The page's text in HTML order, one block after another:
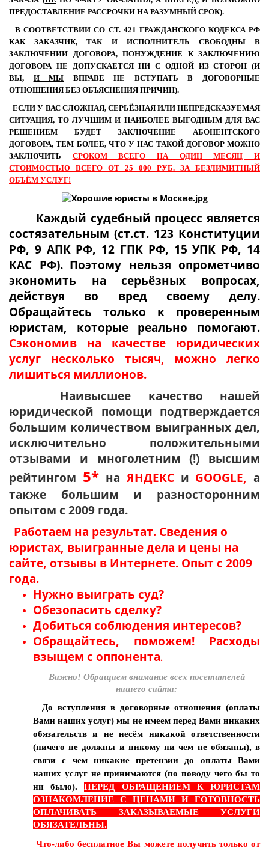
ПРЕДОСТАВЛЕНИЕ РАССРОЧКИ НА РАЗУМНЫЙ СРОК).
В СООТВЕТСТВИИ СО СТ. 421 ГРАЖДАНСКОГО КОДЕКСА РФ
КАК ЗАКАЗЧИК, ТАК И ИСПОЛНИТЕЛЬ СВОБОДНЫ В
ЗАКЛЮЧЕНИИ ДОГОВОРА, ПОНУЖДЕНИЕ К ЗАКЛЮЧЕНИЮ
ДОГОВОРА НЕ ДОПУСКАЕТСЯ НИ С ОДНОЙ ИЗ СТОРОН (И
ВЫ, И МЫ ВПРАВЕ НЕ ВСТУПАТЬ В ДОГОВОРНЫЕ
ОТНОШЕНИЯ БЕЗ ОБЪЯСНЕНИЯ ПРИЧИН).
ЕСЛИ У ВАС СЛОЖНАЯ, СЕРЬЁЗНАЯ ИЛИ НЕПРЕДСКАЗУЕМАЯ
СИТУАЦИЯ, ТО ЛУЧШИМ И НАИБОЛЕЕ ВЫГОДНЫМ ДЛЯ ВАС
РЕШЕНИЕМ БУДЕТ ЗАКЛЮЧЕНИЕ АБОНЕНТСКОГО
ДОГОВОРА, ТЕМ БОЛЕЕ, ЧТО У НАС ТАКОЙ ДОГОВОР МОЖНО
ЗАКЛЮЧИТЬ СРОКОМ ВСЕГО НА ОДИН МЕСЯЦ И
СТОИМОСТЬЮ ВСЕГО ОТ 25 000 РУБ. ЗА БЕЗЛИМИТНЫЙ
ОБЪЁМ УСЛУГ!
Каждый судебный процесс является
состязательным (ст.ст. 123 Конституции
РФ, 9 АПК РФ, 12 ГПК РФ, 15 УПК РФ, 14
КАС РФ). Поэтому нельзя опрометчиво
экономить на серьёзных вопросах,
действуя во вред своему делу.
Обращайтесь только к проверенным
юристам, которые реально помогают.
Сэкономив на качестве юридических
услуг несколько тысяч, можно легко
лишиться миллионов.
Наивысшее качество нашей
юридической помощи подтверждается
большим количеством выигранных дел,
исключительно положительными
отзывами и многолетним (!) высшим
рейтингом 5* наЯНДЕКС и GOOGLE, а
также большим и разносторонним
опытом с 2009 года.
Работаем на результат. Сведения о
юристах, выигранные дела и цены на
сайте, отзывы в Интернете. Опыт с 2009
года.
Нужно выиграть суд?
Обезопасить сделку?
Добиться соблюдения интересов?
Обращайтесь, поможем! Расходы
взыщем с оппонента.
Важно! Обращаем внимание всех посетителей
нашего сайта:
До вступления в договорные отношения (оплаты
Вами наших услуг) мы не имеем перед Вами никаких
обязательств и не несём никакой ответственности
(ничего не должны и никому ни чем не обязаны), в
связи с чем никакие претензии до оплаты Вами
наших услуг не принимаются (по поводу чего бы то
ни было).
ПЕРЕД ОБРАЩЕНИЕМ К ЮРИСТАМ
ОЗНАКОМЛЕНИЕ С ЦЕНАМИ И ГОТОВНОСТЬ
ОПЛАЧИВАТЬ ЗАКАЗЫВАЕМЫЕ УСЛУГИ
ОБЯЗАТЕЛЬНЫ.
Что-либо бесплатное Вы можете получить только от